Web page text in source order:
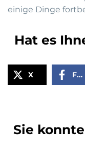
einige Dinge
Hat es
X Facebook
Sie